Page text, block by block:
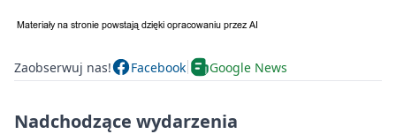
Zaobserwuj nas! Facebook Google News
Nadchodzące wydarzenia